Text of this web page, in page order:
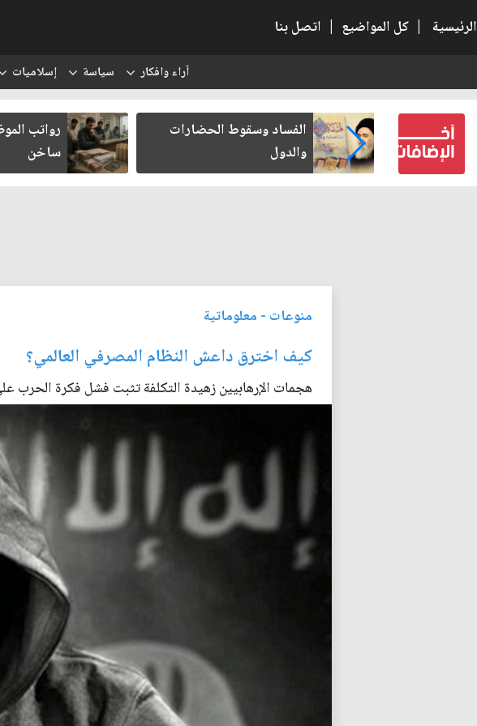
الرئيسية | كل المواضيع | اتصل بنا
آراء وافكار سياسة إسلاميات
كتب لنفسه
الفساد وسقوط الحضارات
والدول
رواتب
ساخن
منوعات - معلوماتية
كيف اخترق داعش النظام المصرفي العالمي؟
هجمات الإرهابيين زهيدة التكلفة تثبت فشل فكرة الحرب